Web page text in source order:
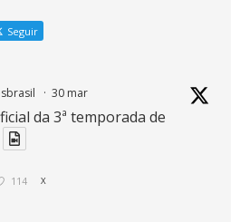
Seguir
· 30 mar
da 3ª temporada de
114 X